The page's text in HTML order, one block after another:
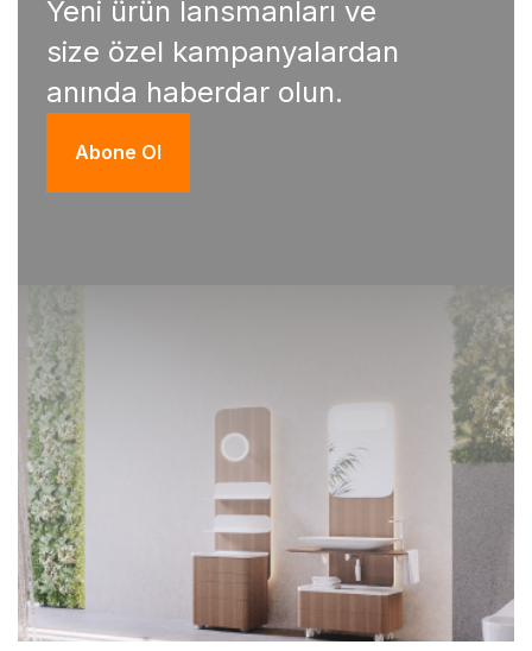
Yeni ürün lansmanları ve
size özel kampanyalardan
anında haberdar olun.
Abone Ol